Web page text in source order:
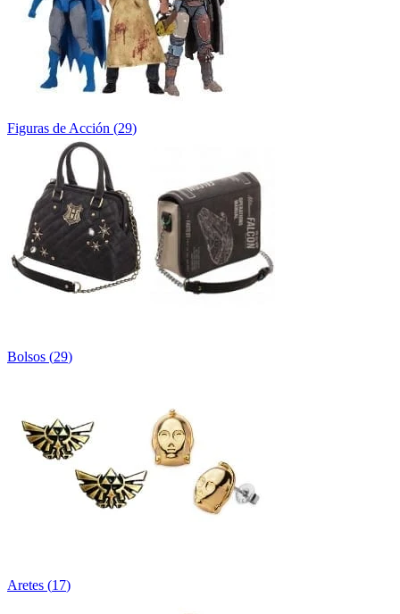
Figuras de Acción (29)
Bolsos (29)
Aretes (17)